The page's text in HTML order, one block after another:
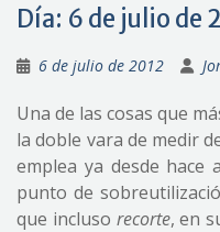
Día: 6 de julio de
6 de julio de 2012
Una de las cosas que
la doble vara de medir
emplea ya desde
punto de
que incluso recorte, en